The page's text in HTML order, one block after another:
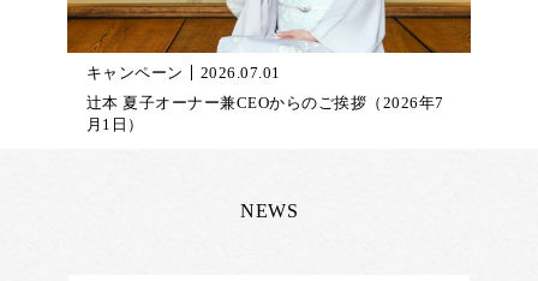
キャンペーン
2026.07.01
辻本 夏子オーナー兼CEOからのご挨拶（2026年7
月1日）
NEWS